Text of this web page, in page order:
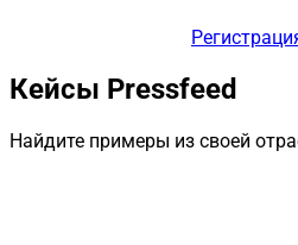
Кейсы Pressfeed
Найдите примеры из своей